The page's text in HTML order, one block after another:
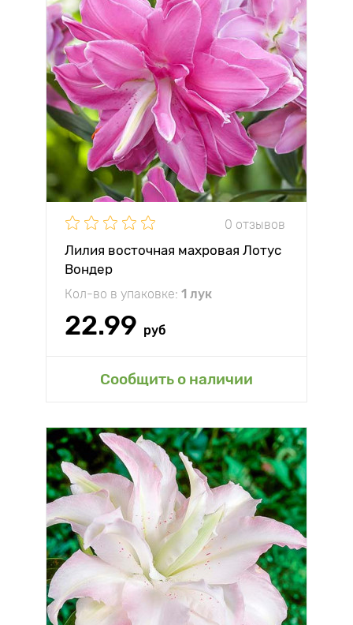
0 отзывов
Лилия восточная махровая Лотус
Вондер
Кол-во в упаковке: 1 лук
22.99 руб
Сообщить о наличии